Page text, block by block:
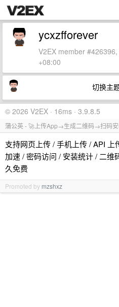
ycxzfforever
V2EX member
+08:00
切换主
© 2026 V2EX · 16ms · 3.9.8.5
蒲公英 - 🚀上传App→生成二维码→扫码
支持网页上传 / 手机上传 / API 上
加速 / 密码访问 / 安装统计 / 二维
久免费
Promoted by mzshxz